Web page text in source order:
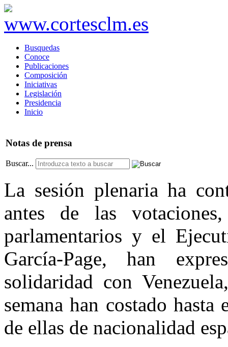
Busquedas
Conoce
Publicaciones
Composición
Iniciativas
Legislación
Presidencia
Inicio
Notas de prensa
Buscar...
La sesión plenaria ha
antes de las
parlamentarios y el
García-Page, han
solidaridad con
semana han costado
de ellas de nacionalidad